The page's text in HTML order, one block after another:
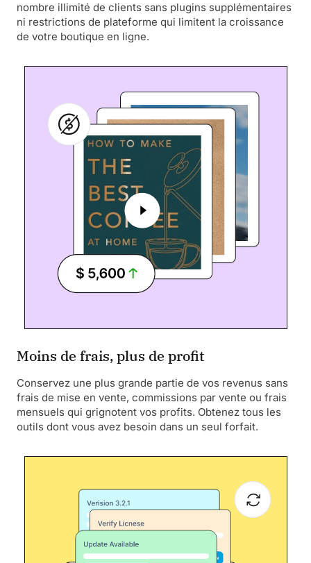
nombre illimité de clients sans plugins supplémentaires
ni restrictions de plateforme qui limitent la croissance
de votre boutique en ligne.
Moins de frais, plus de profit
Conservez une plus grande partie de vos revenus sans
frais de mise en vente, commissions par vente ou frais
mensuels qui grignotent vos profits. Obtenez tous les
outils dont vous avez besoin dans un seul forfait.